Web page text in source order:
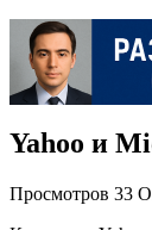
Yahoo и
Просмотров 33